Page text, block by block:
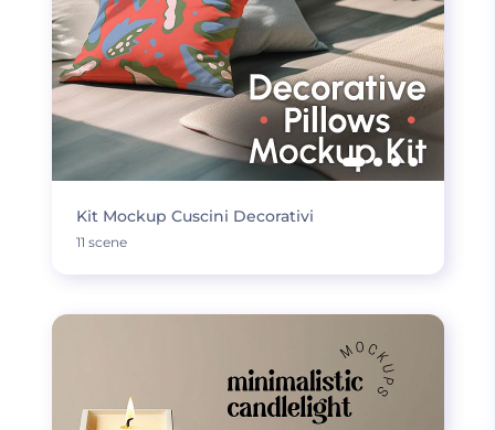
Kit Mockup Cuscini Decorativi
11 scene